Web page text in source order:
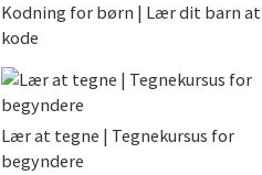
#18 Prinsesse
15:18
#19 Superhelt
14:29
#20 Nisse
12:49
Kodning for børn | Lær dit barn at
kode
Lær at tegne | Tegnekursus for
begyndere